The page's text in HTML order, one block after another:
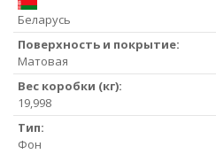
Беларусь
Поверхность и покрытие:
Матовая
Вес коробки (кг):
19,998
Тип:
Фон